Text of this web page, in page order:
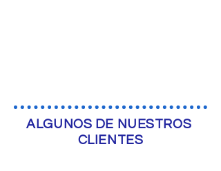
ALGUNOS DE NUESTROS
CLIENTES